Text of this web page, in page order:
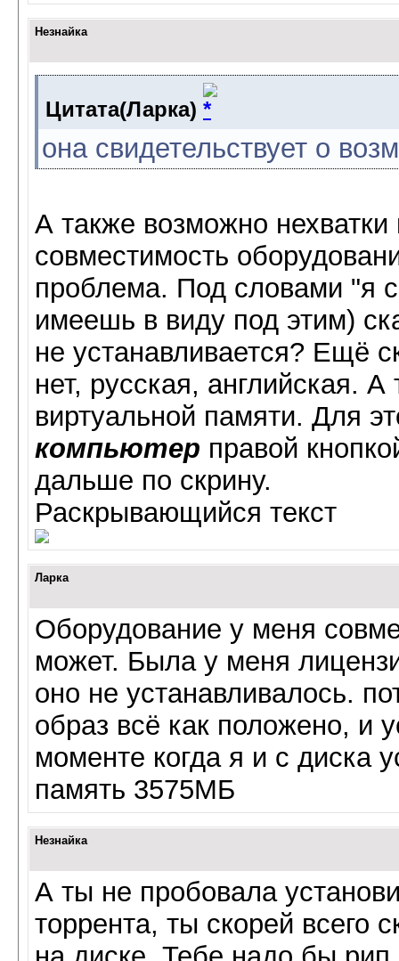
Незнайка
Цитата(Ларка)
она свидетельствует о
А также возможно
совместимость
проблема. Под словами "я
имеешь в виду под этим)
не устанавливается? Ещё
нет, русская, английская.
виртуальной памяти. Для
компьютер правой
дальше по скрину.
Раскрывающийся текст
Ларка
Оборудование у меня
может. Была у меня
оно не устанавливалось.
образ всё как положено, и
моменте когда я и с диска
память 3575МБ
Незнайка
А ты не пробовала
торрента, ты скорей всего